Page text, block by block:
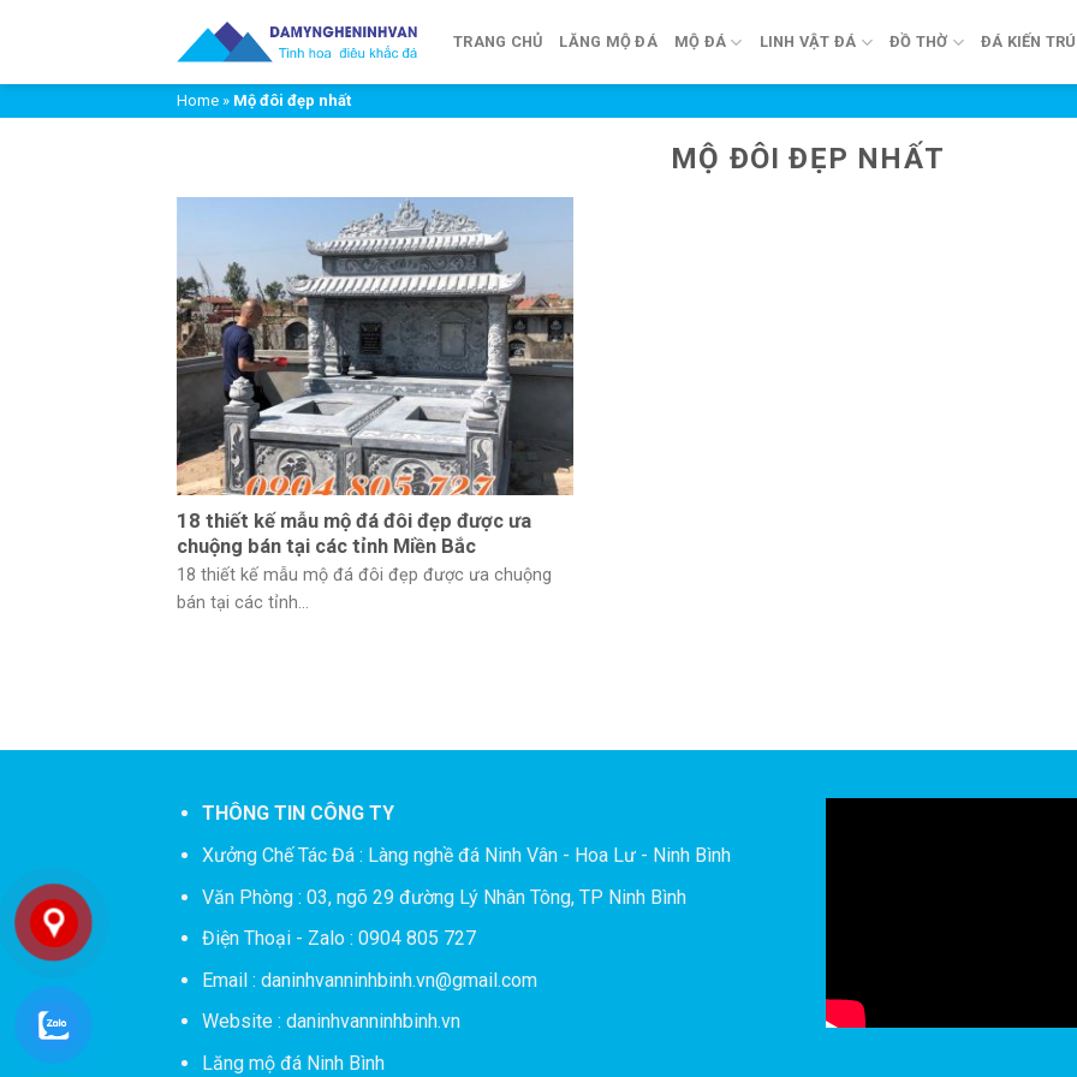
TRANG CHỦ LĂNG MỘ ĐÁ MỘ ĐÁ LINH VẬT ĐÁ ĐỒ THỜ ĐÁ KIẾN
Home » Mộ đôi đẹp nhất
MỘ ĐÔI ĐẸP NHẤT
18 thiết kế mẫu mộ đá đôi đẹp được ưa
chuộng bán tại các tỉnh Miền Bắc
18 thiết kế mẫu mộ đá đôi đẹp được ưa chuộng
bán tại các tỉnh...
THÔNG TIN CÔNG TY
Xưởng Chế Tác Đá : Làng nghề đá Ninh Vân - Hoa Lư - Ninh Bình
Văn Phòng : 03, ngõ 29 đường Lý Nhân Tông, TP Ninh Bình
Điện Thoại - Zalo : 0904 805 727
Email : daninhvanninhbinh.vn@gmail.com
Website : daninhvanninhbinh.vn
Lăng mộ đá Ninh Bình